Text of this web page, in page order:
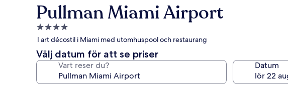
Pullman Miami Airport
4.0-
stjärnigt
boende
I art décostil i Miami med utomhuspool och restaurang
Välj datum för att se priser
Vart reser du? Datum